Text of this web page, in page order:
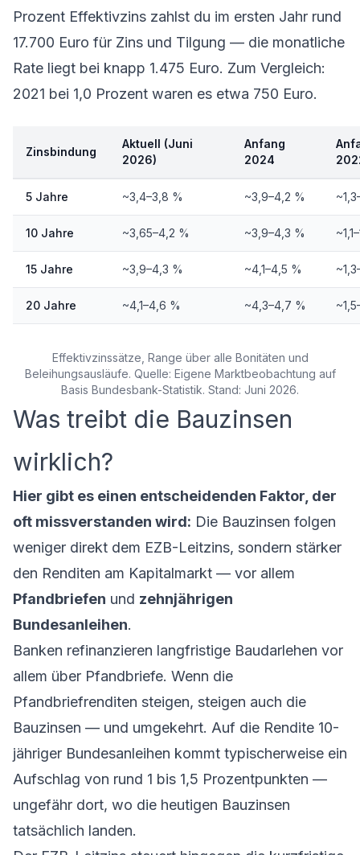
Prozent Effektivzins zahlst du im ersten Jahr rund
17.700 Euro für Zins und Tilgung — die monatliche
Rate liegt bei knapp 1.475 Euro. Zum Vergleich:
2021 bei 1,0 Prozent waren es etwa 750 Euro.
Zinsbindung
Aktuell (Juni
2026)
Anfang
2024
5 Jahre ~3,4–3,8 % ~3,9–4,2 %
10 Jahre ~3,65–4,2 % ~3,9–4,3 %
15 Jahre ~3,9–4,3 % ~4,1–4,5 %
20 Jahre ~4,1–4,6 % ~4,3–4,7 %
Effektivzinssätze, Range über alle Bonitäten und
Beleihungsausläufe. Quelle: Eigene Marktbeobachtung auf
Basis Bundesbank-Statistik. Stand: Juni 2026.
Was treibt die Bauzinsen
wirklich?
Hier gibt es einen entscheidenden Faktor, der
oft missverstanden wird: Die Bauzinsen folgen
weniger direkt dem EZB-Leitzins, sondern stärker
den Renditen am Kapitalmarkt — vor allem
Pfandbriefen und zehnjährigen
Bundesanleihen.
Banken refinanzieren langfristige Baudarlehen vor
allem über Pfandbriefe. Wenn die
Pfandbriefrenditen steigen, steigen auch die
Bauzinsen — und umgekehrt. Auf die Rendite 10-
jähriger Bundesanleihen kommt typischerweise ein
Aufschlag von rund 1 bis 1,5 Prozentpunkten —
ungefähr dort, wo die heutigen Bauzinsen
tatsächlich landen.